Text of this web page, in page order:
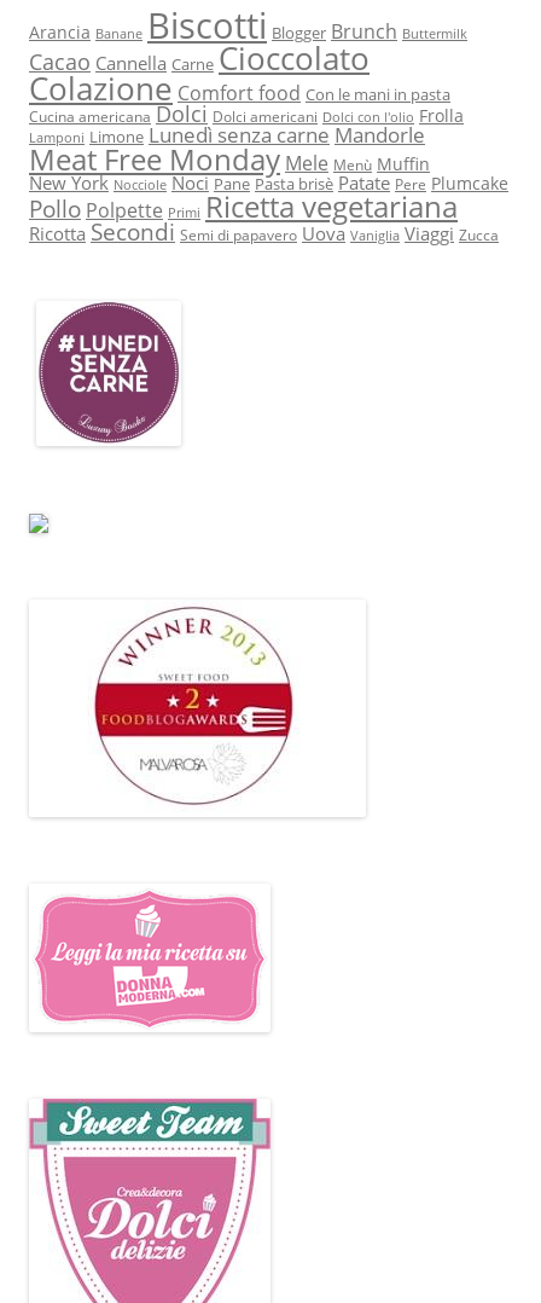
Arancia Banane Biscotti Blogger Brunch Buttermilk
Cacao Cannella Carne Cioccolato
Colazione Comfort food Con le mani in pasta
Cucina americana Dolci Dolci americani Dolci con l'olio Frolla
Lamponi Limone Lunedì senza carne Mandorle
Meat Free Monday Mele Menù Muffin
New York Nocciole Noci Pane Pasta brisè Patate Pere Plumcake
Pollo Polpette Primi Ricetta vegetariana
Ricotta Secondi Semi di papavero Uova Vaniglia Viaggi Zucca